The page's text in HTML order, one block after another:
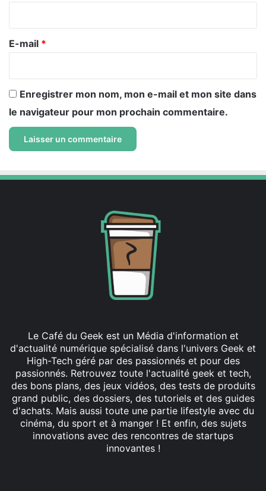
r
e
E-mail *
Enregistrer mon nom, mon e-mail et mon site dans
le navigateur pour mon prochain commentaire.
Le Café du Geek est un Média d'information et
d'actualité numérique spécialisé dans l'univers Geek et
High-Tech géré par des passionnés et pour des
passionnés. Retrouvez toute l'actualité geek et tech,
des bons plans, des jeux vidéos, des tests de produits
grand public, des dossiers, des tutoriels et des guides
d'achats. Mais aussi toute une partie lifestyle avec du
cinéma, du sport et à manger ! Et enfin, des sujets
innovations avec des rencontres de startups
innovantes !